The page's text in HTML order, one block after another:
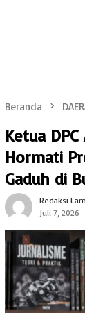
Beranda
Ketua
Hormati
Gaduh di
Redaksi
Juli 7, 2026